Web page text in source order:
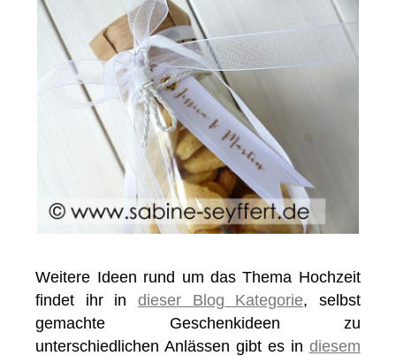
Weitere Ideen rund um das Thema Hochzeit
findet ihr in dieser Blog Kategorie, selbst
gemachte Geschenkideen zu
unterschiedlichen Anlässen gibt es in diesem